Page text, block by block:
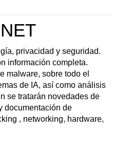
privacidad y seguridad.
información completa.
malware, sobre todo el
de IA, así como análisis
se tratarán novedades de
documentación de
, networking, hardware,